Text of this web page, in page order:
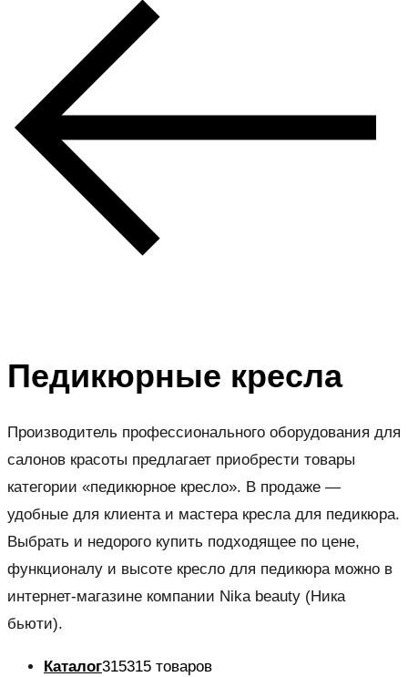
Педикюрные кресла
Производитель профессионального оборудования для
салонов красоты предлагает приобрести товары
категории «педикюрное кресло». В продаже —
удобные для клиента и мастера кресла для педикюра.
Выбрать и недорого купить подходящее по цене,
функционалу и высоте кресло для педикюра можно в
интернет-магазине компании Nika beauty (Ника
бьюти).
Каталог315315 товаров